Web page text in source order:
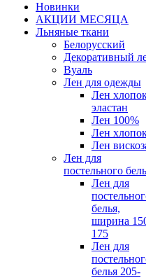
Новинки
АКЦИИ МЕСЯЦА
Льняные ткани
Белорусский
Декоративный
Вуаль
Лен для одежды
Лен
эластан
Лен 100%
Лен
Лен
Лен для
постельного
Лен для
белья,
ширина
175
Лен для
белья 205-